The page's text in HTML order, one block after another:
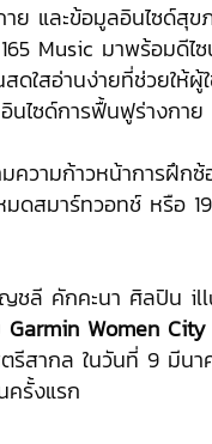
ย และข้อมูลอินไซด์สุข
165 Music มาพร้อมดีไ
ใสอ่านง่ายที่ช่วยให้ผู้ใ
นไซด์การฟื้นฟูร่างกาย
ความก้าวหน้าการฝึกซ้
ดสมาร์ทวอทช์ หรือ
ชลี คักคะนา ศิลปิน
Garmin Women
รีสากล ในวันที่ 9 มีนา
ครั้งแรก